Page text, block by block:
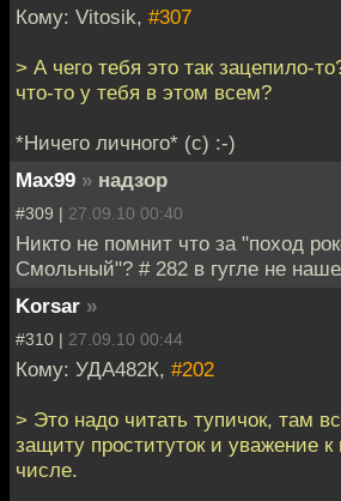
Кому: Vitosik, #307
> А чего тебя это так зацепило-
что-то у тебя в этом всем?
*Ничего личного* (с) :-)
Max99 » надзор
#309 | 27.09.10 00:40
Никто не помнит что за "поход
Смольный"? # 282 в гугле не
Korsar »
#310 | 27.09.10 00:44
Кому: УДА482К, #202
> Это надо читать тупичок, там
защиту проституток и уважение к
числе.